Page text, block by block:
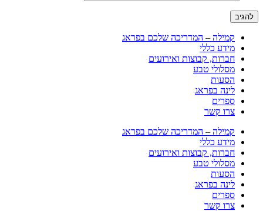
קמילה – המדריכה שלכם בפראג
מידע כללי
חברות, קבוצות ואירועים
מסלולי טבע
הסעות
לינה בפראג
ספרים
צרו קשר
קמילה – המדריכה שלכם בפראג
מידע כללי
חברות, קבוצות ואירועים
מסלולי טבע
הסעות
לינה בפראג
ספרים
צרו קשר